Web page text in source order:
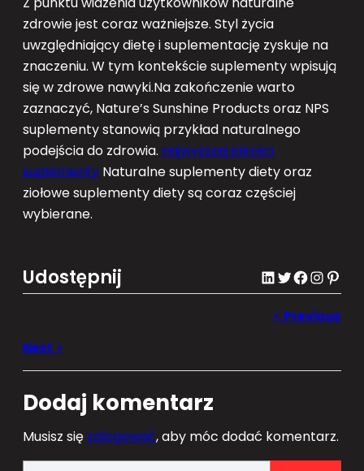
zdrowie jest coraz ważniejsze. Styl życia
uwzględniający dietę i suplementację zyskuje na
znaczeniu. W tym kontekście suplementy wpisują
się w zdrowe nawyki.Na zakończenie warto
zaznaczyć, Nature’s Sunshine Products oraz NPS
suplementy stanowią przykład naturalnego
podejścia do zdrowia. najwyższej jakości
suplementy Naturalne suplementy diety oraz
ziołowe suplementy diety są coraz częściej
wybierane.
Udostępnij LinkedIn Twitter Facebook Instagram Pinterest
Dodaj komentarz
Musisz się zalogować, aby móc dodać komentarz.